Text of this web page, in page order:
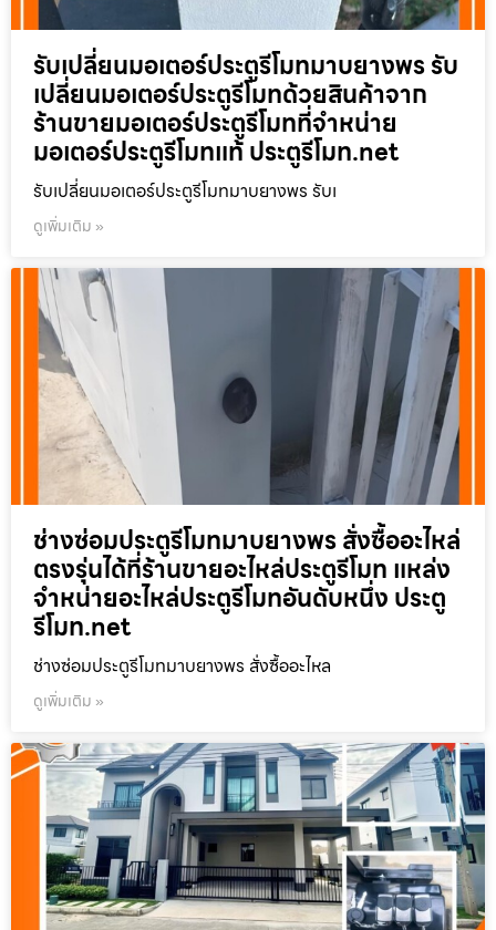
รับเปลี่ยนมอเตอร์ประตูรีโมทมาบยางพร รับ
เปลี่ยนมอเตอร์ประตูรีโมทด้วยสินค้าจาก
ร้านขายมอเตอร์ประตูรีโมทที่จำหน่าย
มอเตอร์ประตูรีโมทแท้ ประตูรีโมท.net
รับเปลี่ยนมอเตอร์ประตูรีโมทมาบยางพร รับเ
ดูเพิ่มเติม »
ช่างซ่อมประตูรีโมทมาบยางพร สั่งซื้ออะไหล่
ตรงรุ่นได้ที่ร้านขายอะไหล่ประตูรีโมท แหล่ง
จำหน่ายอะไหล่ประตูรีโมทอันดับหนึ่ง ประตู
รีโมท.net
ช่างซ่อมประตูรีโมทมาบยางพร สั่งซื้ออะไหล
ดูเพิ่มเติม »